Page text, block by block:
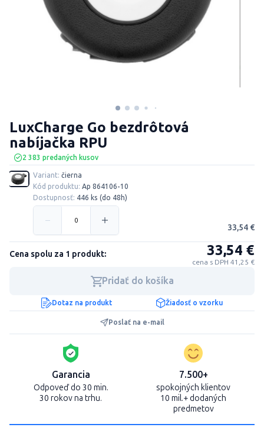
2 383 predaných kusov
LuxCharge Go bezdrôtová
nabíjačka RPU
Variant: čierna
Kód produktu: Ap 864106-10
Dostupnosť: 446 ks (do 48h)
33,54 €
Cena spolu za 1 produkt: 33,54 €
cena s DPH 41,25 €
Pridať do košíka
Dotaz na produkt Žiadosť o vzorku
Poslať na e-mail
Garancia
Odpoveď do 30 min.
30 rokov na trhu.
7.500+
spokojných klientov
10 mil.+ dodaných
predmetov